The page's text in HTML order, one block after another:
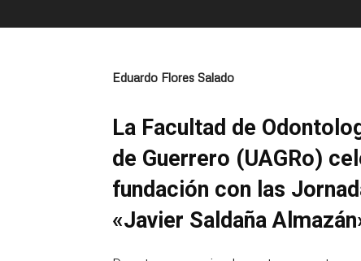
Eduardo Flores Salado
La Facultad de
de Guerrero (UAGRo)
fundación con las
«Javier Saldaña